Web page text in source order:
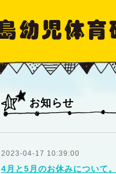
お知らせ
2023-04-17 10:39:00
4月と5月のお休みについて